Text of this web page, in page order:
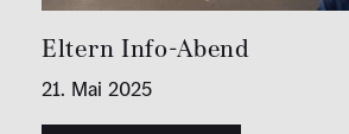
Eltern Info-Abend
21. Mai 2025